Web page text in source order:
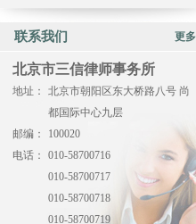
联系我们 更多
北京市三信律师事务所
地址：
北京市朝阳区东大桥路八号 尚
都国际中心九层
邮编：
100020
电话：
010-58700716
010-58700717
010-58700718
010-58700719